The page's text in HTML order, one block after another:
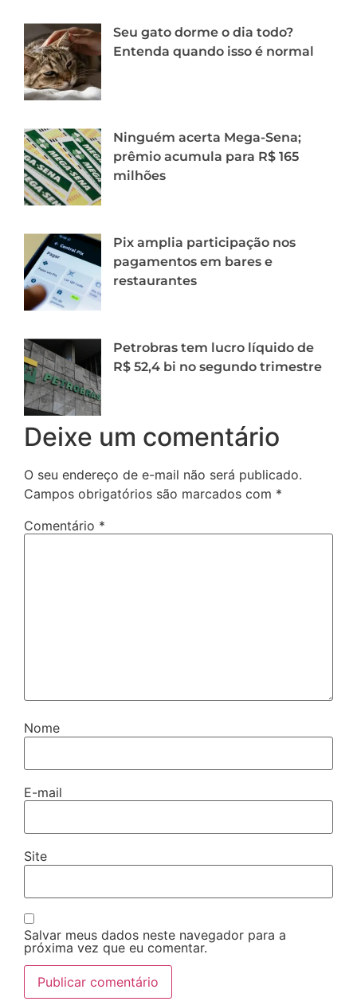
Seu gato dorme o dia todo?
Entenda quando isso é normal
Ninguém acerta Mega-Sena;
prêmio acumula para R$ 165
milhões
Pix amplia participação nos
pagamentos em bares e
restaurantes
Petrobras tem lucro líquido de
R$ 52,4 bi no segundo trimestre
Deixe um comentário
O seu endereço de e-mail não será publicado.
Campos obrigatórios são marcados com *
Comentário *
Nome
E-mail
Site
Salvar meus dados neste navegador para a
próxima vez que eu comentar.